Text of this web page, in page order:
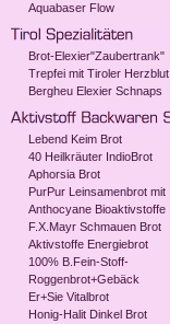
Aquabaser Flow
Brot-Elexier"Zaubertrank"
Trepfei mit Tiroler Herzblut
Bergheu Elexier Schnaps
Lebend Keim Brot
40 Heilkräuter IndioBrot
Aphorsia Brot
PurPur Leinsamenbrot mit
Anthocyane Bioaktivstoffe
F.X.Mayr Schmauen Brot
Aktivstoffe Energiebrot
100% B.Fein-Stoff-
Roggenbrot+Gebäck
Er+Sie Vitalbrot
Honig-Halit Dinkel Brot